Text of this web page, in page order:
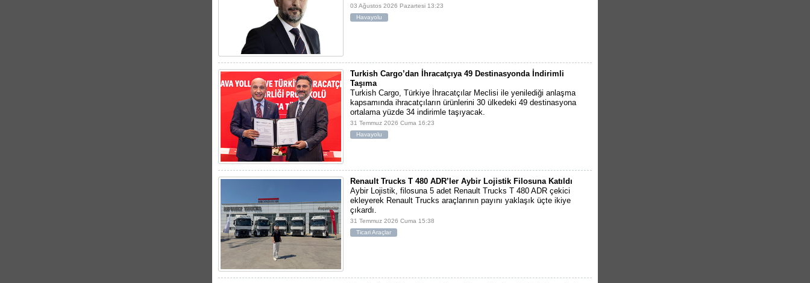
03 Ağustos 2026 Pazartesi 13:23
Havayolu
Turkish Cargo’dan İhracatçıya 49 Destinasyonda İndirimli
Taşıma
Turkish Cargo, Türkiye İhracatçılar Meclisi ile yenilediği anlaşma
kapsamında ihracatçıların ürünlerini 30 ülkedeki 49 destinasyona
ortalama yüzde 34 indirimle taşıyacak.
31 Temmuz 2026 Cuma 16:23
Havayolu
Renault Trucks T 480 ADR’ler Aybir Lojistik Filosuna Katıldı
Aybir Lojistik, filosuna 5 adet Renault Trucks T 480 ADR çekici
ekleyerek Renault Trucks araçlarının payını yaklaşık üçte ikiye
çıkardı.
31 Temmuz 2026 Cuma 15:38
Ticari Araçlar